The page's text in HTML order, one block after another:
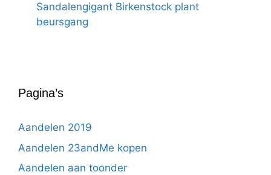
Sandalengigant Birkenstock plant
beursgang
Pagina’s
Aandelen 2019
Aandelen 23andMe kopen
Aandelen aan toonder